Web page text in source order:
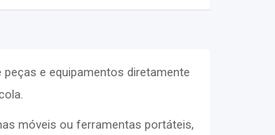
e equipamentos diretamente
móveis ou ferramentas portáteis,